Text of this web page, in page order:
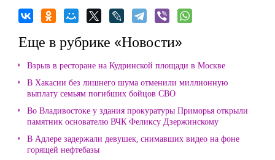
Еще в рубрике «Новости»
Взрыв в ресторане на Кудринской площади в Москве
В Хакасии без лишнего шума отменили миллионную
выплату семьям погибших бойцов СВО
Во Владивостоке у здания прокуратуры Приморья открыли
памятник основателю ВЧК Феликсу Дзержинскому
В Адлере задержали девушек, снимавших видео на фоне
горящей нефтебазы